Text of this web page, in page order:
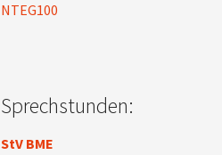
NTEG100
Sprechstunden:
StV BME